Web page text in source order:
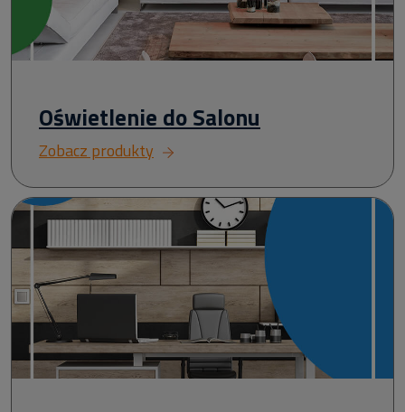
Oświetlenie do Salonu
Zobacz produkty